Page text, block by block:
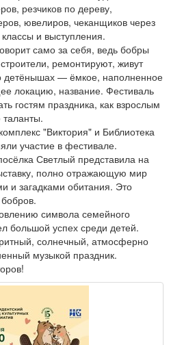
резчиков по дереву,
ювелиров, чеканщиков через
и выступления.
само за себя, ведь бобры
ремонтируют, живут
детёнышах — ёмкое, наполненное
локацию, название. Фестиваль
гостям праздника, как взрослым
"Виктория" и Библиотека
участие в фестивале.
Светлый представила на
полно отражающую мир
и загадками обитания. Это
символа семейного
большой успех среди детей.
солнечный, атмосферно
музыкой праздник.